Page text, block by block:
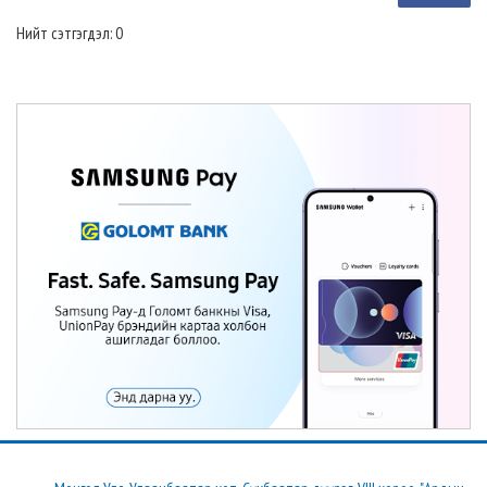
Нийт сэтгэгдэл: 0